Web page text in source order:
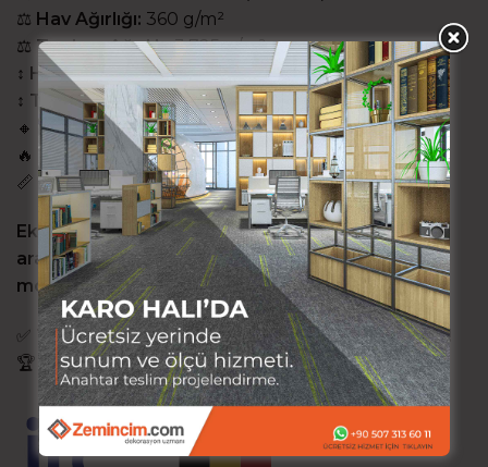
⚖️ Hav Ağırlığı: 360 g/m²
⚖️ Toplam Ağırlık:3.725 g/m²
↕️ Hav Kalınlığı:2,8 mm
↕️ Toplam Kalınlık:5,7 mm
🔸 Düğüm Adedi:149.600/m²
🔥 Alev Almazlık:Cfl-s1
📏 Boyut:50×50 cm
Ekonomik, sade ve pratik bir karo halı çözümü
arayan projeler için Diva; ulaşılabilir fiyatı ve
modüler yapısıyla güçlü bir alternatif sunar.
✅ Türkiye’de Karo Halı,Zemincim.com’dan Alınır!
🏆 Zemincim.com– Türkiye’nin Zemin Markası